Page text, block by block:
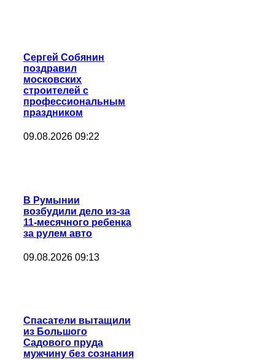
Сергей Собянин
поздравил
московских
строителей с
профессиональным
праздником
09.08.2026 09:22
В Румынии
возбудили дело из-за
11-месячного ребенка
за рулем авто
09.08.2026 09:13
Спасатели вытащили
из Большого
Садового пруда
мужчину без сознания